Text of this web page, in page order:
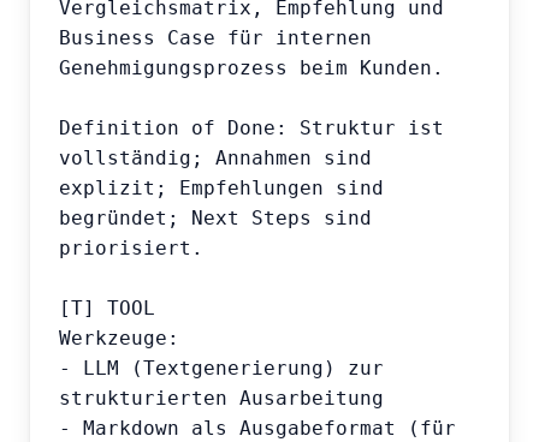
Vergleichsmatrix, Empfehlung und
Business Case für internen
Genehmigungsprozess beim Kunden.
Definition of Done: Struktur ist
vollständig; Annahmen sind
explizit; Empfehlungen sind
begründet; Next Steps sind
priorisiert.
[T] TOOL
Werkzeuge:
- LLM (Textgenerierung) zur
strukturierten Ausarbeitung
- Markdown als Ausgabeformat (für